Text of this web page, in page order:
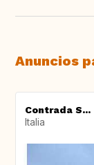
Anuncios
Contrada S...
Italia